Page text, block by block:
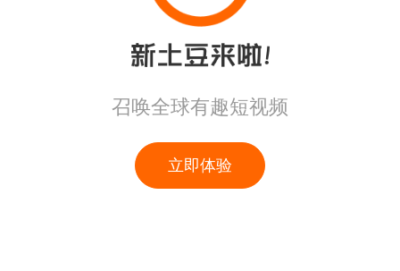
召唤全球有趣短视频
立即体验